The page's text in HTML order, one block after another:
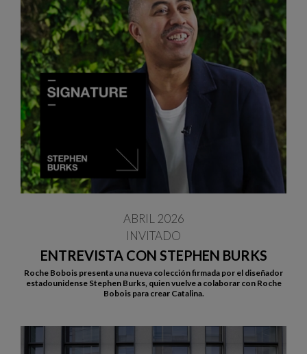
ENTREVISTA CON STEPHEN BURKS
ABRIL 2026
INVITADO
Roche Bobois presenta una nueva colección firmada por el diseñador
estadounidense Stephen Burks, quien vuelve a colaborar con Roche
Bobois para crear Catalina.